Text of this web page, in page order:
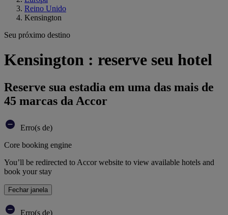
Reino Unido
Kensington
Seu próximo destino
Kensington : reserve seu hotel
Reserve sua estadia em uma das mais de
45 marcas da Accor
Erro(s de)
Core booking engine
You’ll be redirected to Accor website to view available hotels and
book your stay
Fechar janela
Erro(s de)